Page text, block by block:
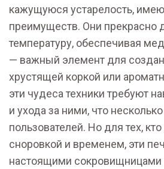
кажущуюся устарелость,
преимуществ. Они прекрасно
температуру, обеспечивая
— важный элемент для
хрустящей коркой или
эти чудеса техники требуют
и ухода за ними, что
пользователей. Но для тех,
сноровкой и временем, эти
настоящими сокровищницами